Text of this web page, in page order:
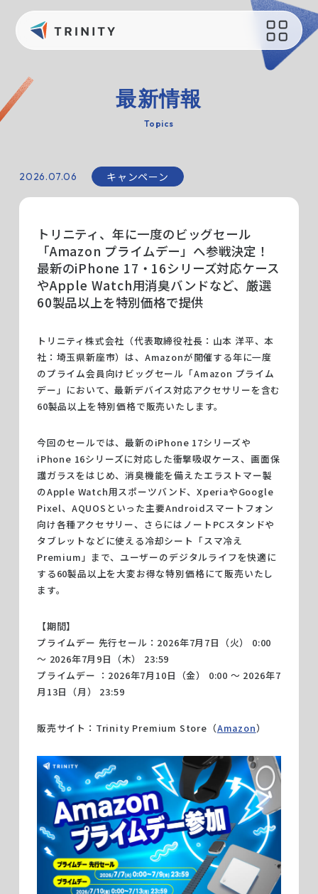
健康経営
えるぼし認定
採用情報
最新情報
ニュース一覧
サポート
読み物
メディア
Anniversary
Online Store
個人情報の取り扱いについて © 2006 Trinity, Inc. All rights reserved.
最新情報
Topics
2026.07.06 キャンペーン
トリニティ、年に一度のビッグセール
「Amazon プライムデー」へ参戦決定！
最新のiPhone 17・16シリーズ対応ケース
やApple Watch用消臭バンドなど、厳選
60製品以上を特別価格で提供
トリニティ株式会社（代表取締役社長：山本 洋平、本
社：埼玉県新座市）は、Amazonが開催する年に一度
のプライム会員向けビッグセール「Amazon プライム
デー」において、最新デバイス対応アクセサリーを含む
60製品以上を特別価格で販売いたします。
今回のセールでは、最新のiPhone 17シリーズや
iPhone 16シリーズに対応した衝撃吸収ケース、画面保
護ガラスをはじめ、消臭機能を備えたエラストマー製
のApple Watch用スポーツバンド、XperiaやGoogle
Pixel、AQUOSといった主要Androidスマートフォン
向け各種アクセサリー、さらにはノートPCスタンドや
タブレットなどに使える冷却シート「スマ冷え
Premium」まで、ユーザーのデジタルライフを快適に
する60製品以上を大変お得な特別価格にて販売いたし
ます。
【期間】
プライムデー 先行セール：2026年7月7日（火） 0:00
～ 2026年7月9日（木） 23:59
プライムデー ：2026年7月10日（金） 0:00 ～ 2026年7
月13日（月） 23:59
販売サイト：Trinity Premium Store（Amazon）